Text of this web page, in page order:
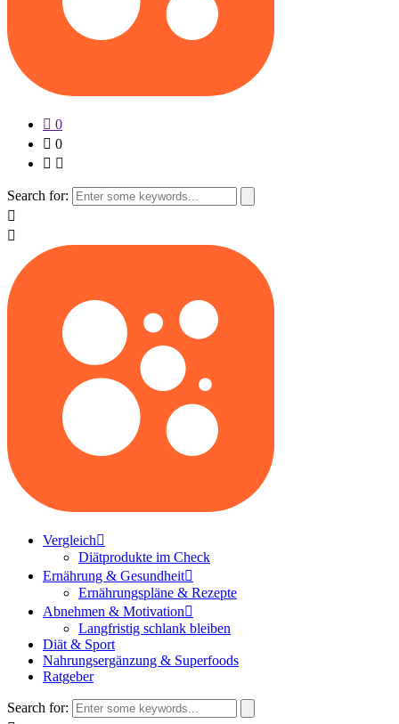
0
0
Search for:
Vergleich
Diätprodukte im Check
Ernährung & Gesundheit
Ernährungspläne & Rezepte
Abnehmen & Motivation
Langfristig schlank bleiben
Diät & Sport
Nahrungsergänzung & Superfoods
Ratgeber
Search for: